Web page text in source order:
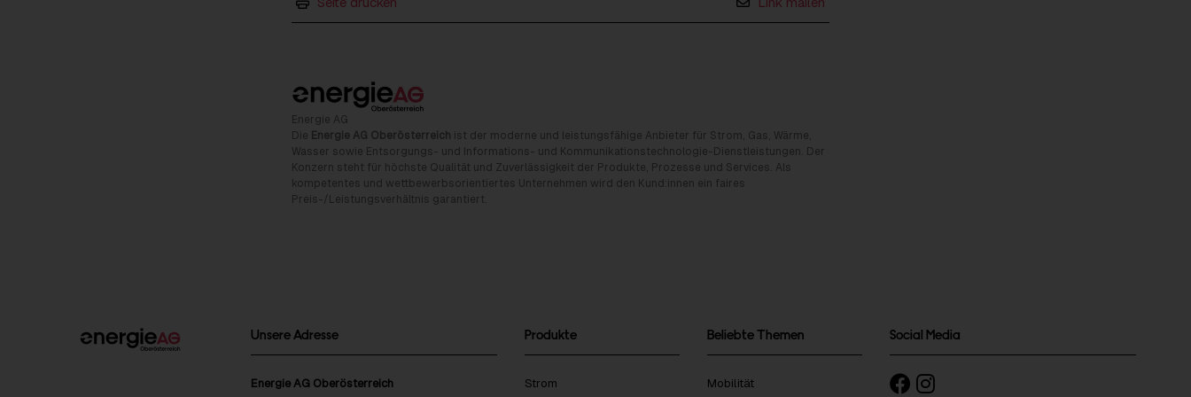
Energie AG
Die Energie AG Oberösterreich ist der moderne und leistungsfähige Anbieter für Strom, Gas, Wärme,
Wasser sowie Entsorgungs- und Informations- und Kommunikationstechnologie-Dienstleistungen. Der
Konzern steht für höchste Qualität und Zuverlässigkeit der Produkte, Prozesse und Services. Als
kompetentes und wettbewerbsorientiertes Unternehmen wird den Kund:innen ein faires
Preis-/Leistungsverhältnis garantiert.
Unsere Adresse
Energie AG Oberösterreich
Produkte
Strom
Beliebte Themen
Mobilität
Social Media